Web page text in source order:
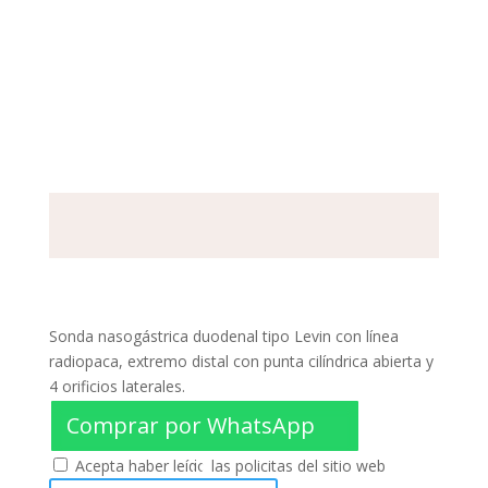
Sonda nasogástrica duodenal tipo Levin con línea
radiopaca, extremo distal con punta cilíndrica abierta y
4 orificios laterales.
Comprar por WhatsApp
Acepta haber leído las policitas del sitio web